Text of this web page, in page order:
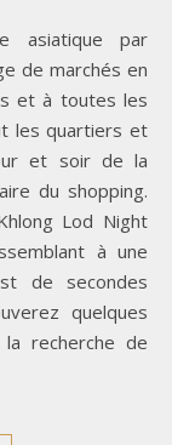
de marchés en
et à toutes les
les quartiers et
et soir de la
du shopping.
Lod Night
à une
de secondes
quelques
recherche de